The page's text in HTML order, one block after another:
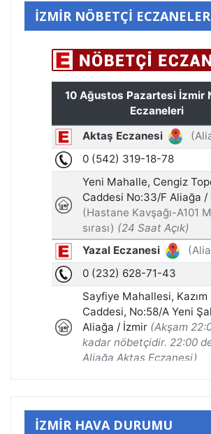
İZMİR NÖBETÇİ ECZANELER
İZMİR HAVA DURUMU